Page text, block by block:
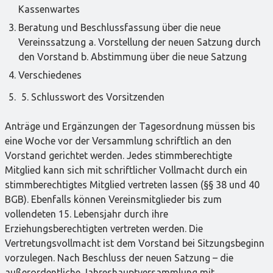
Kassenwartes
Beratung und Beschlussfassung über die neue
Vereinssatzung a. Vorstellung der neuen Satzung durch
den Vorstand b. Abstimmung über die neue Satzung
Verschiedenes
Schlusswort des Vorsitzenden
Anträge und Ergänzungen der Tagesordnung müssen bis
eine Woche vor der Versammlung schriftlich an den
Vorstand gerichtet werden. Jedes stimmberechtigte
Mitglied kann sich mit schriftlicher Vollmacht durch ein
stimmberechtigtes Mitglied vertreten lassen (§§ 38 und 40
BGB). Ebenfalls können Vereinsmitglieder bis zum
vollendeten 15. Lebensjahr durch ihre
Erziehungsberechtigten vertreten werden. Die
Vertretungsvollmacht ist dem Vorstand bei Sitzungsbeginn
vorzulegen. Nach Beschluss der neuen Satzung – die